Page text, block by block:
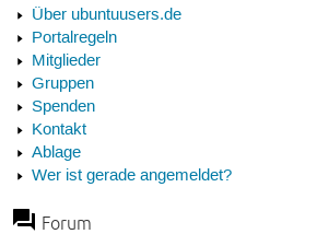
Über ubuntuusers.de
Portalregeln
Mitglieder
Gruppen
Spenden
Kontakt
Ablage
Wer ist gerade angemeldet?
Forum